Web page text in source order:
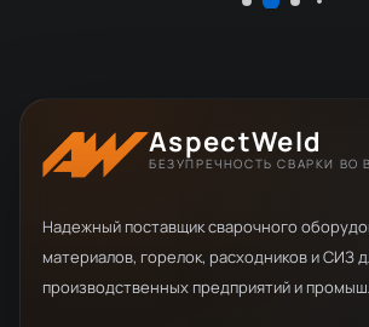
AspectWeld
БЕЗУПРЕЧНОСТЬ СВАРКИ ВО
Надежный поставщик сварочного
материалов, горелок, расходников и СИЗ
производственных предприятий и